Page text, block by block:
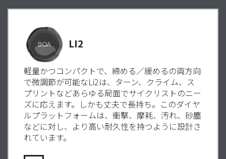
LI2
軽量かつコンパクトで、締める／緩めるの両方向
で微調節が可能なLi2は、ターン、クライム、ス
プリントなどあらゆる局面でサイクリストのニー
ズに応えます。しかも丈夫で長持ち。このダイヤ
ルプラットフォームは、衝撃、摩耗、汚れ、砂塵
などに対し、より高い耐久性を持つように設計さ
れています。